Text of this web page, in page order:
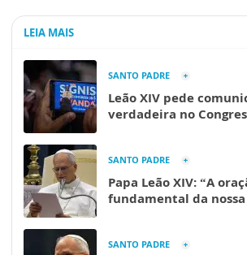
LEIA MAIS
SANTO PADRE
Leão XIV pede
verdadeira no
SANTO PADRE
Papa Leão XIV: “A
fundamental da
SANTO PADRE